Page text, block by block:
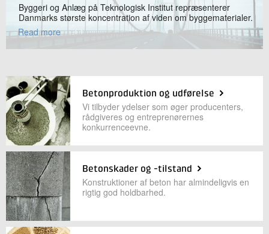
Teknologisk Instituts hovedreception
+45 72 20 20 00
Send e-mail
Kontakt os
Byggeri og Anlæg på Teknologisk Institut repræsenterer
Danmarks største koncentration af viden om byggematerialer.
Vi medvirker til at sikre, at byggematerialer, der anvendes i
dansk byggeri, er af høj kvalitet, og at de anvendes, fremstilles
og vedligeholdes rationelt. Her finder du en oversigt over
Read more
Betonproduktion og udførelse
Vi tilbyder ydelser som øger producenters,
rådgiveres og entreprenørernes
konkurrenceevne.
Betonskader og -tilstand
Konstruktioner af beton har almindeligvis en
rigtig god holdbarhed.